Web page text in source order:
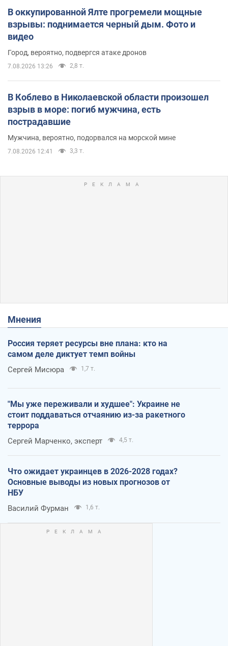
В оккупированной Ялте прогремели мощные
взрывы: поднимается черный дым. Фото и
видео
Город, вероятно, подвергся атаке дронов
7.08.2026 13:26 2,8 т.
В Коблево в Николаевской области произошел
взрыв в море: погиб мужчина, есть
пострадавшие
Мужчина, вероятно, подорвался на морской мине
7.08.2026 12:41 3,3 т.
Мнения
Россия теряет ресурсы вне плана: кто на
самом деле диктует темп войны
Сергей Мисюра 1,7 т.
"Мы уже переживали и худшее": Украине не
стоит поддаваться отчаянию из-за ракетного
террора
Сергей Марченко, эксперт 4,5 т.
Что ожидает украинцев в 2026-2028 годах?
Основные выводы из новых прогнозов от
НБУ
Василий Фурман 1,6 т.